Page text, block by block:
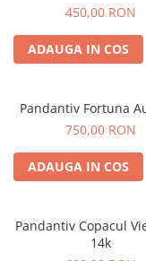
450,00 RON
ADAUGA IN COS
Pandantiv Fortuna
750,00 RON
ADAUGA IN COS
Pandantiv Copacul
14k